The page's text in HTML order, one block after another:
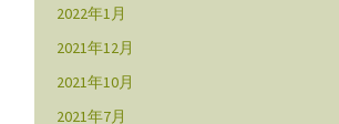
2022年1月
2021年12月
2021年10月
2021年7月